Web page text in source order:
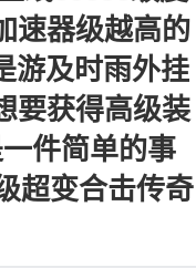
速器级越高的
游及时雨外挂
要获得高级装
件简单的事
超变合击传奇